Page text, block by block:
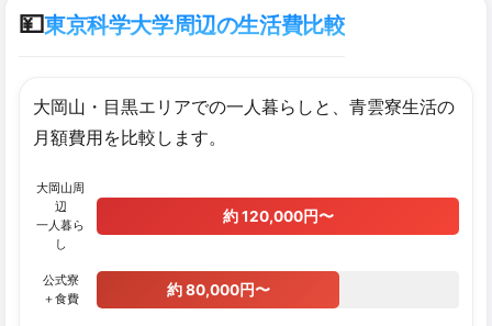
💴東京科学大学周辺の生活費比較
大岡山・目黒エリアでの一人暮らしと、青雲寮生活の
月額費用を比較します。
大岡山周
辺
一人暮ら
し
約 120,000円〜
公式寮
＋食費
約 80,000円〜